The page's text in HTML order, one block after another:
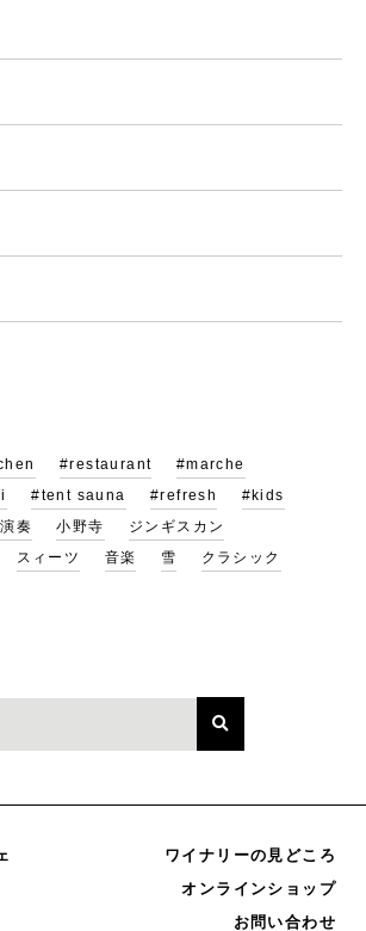
#restaurant
#marche
#tent sauna #refresh
#kids
演奏 小野寺
ジンギスカン
スィーツ 音楽 雪 クラシック
ワイナリーの見どころ
オンラインショップ
お問い合わせ